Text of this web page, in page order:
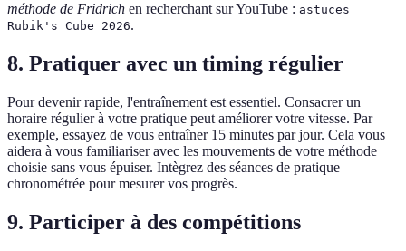
méthode de Fridrich en recherchant sur YouTube : astuces
Rubik's Cube 2026.
8. Pratiquer avec un timing régulier
Pour devenir rapide, l'entraînement est essentiel. Consacrer un
horaire régulier à votre pratique peut améliorer votre vitesse. Par
exemple, essayez de vous entraîner 15 minutes par jour. Cela vous
aidera à vous familiariser avec les mouvements de votre méthode
choisie sans vous épuiser. Intègrez des séances de pratique
chronométrée pour mesurer vos progrès.
9. Participer à des compétitions